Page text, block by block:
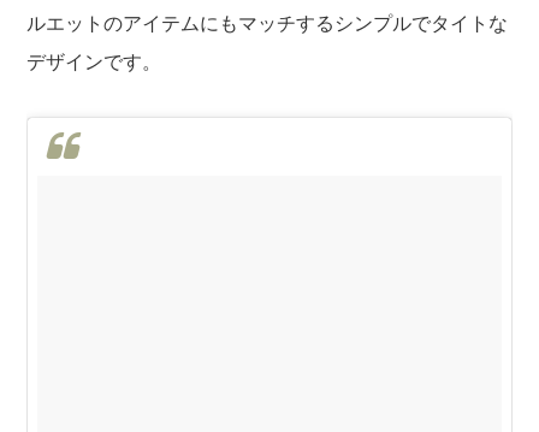
ルエットのアイテムにもマッチするシンプルでタイトな
デザインです。